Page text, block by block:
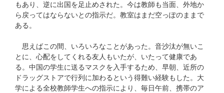
もあり、逆に出国を足止めされた。今は教師も当面、外地か
ら戻ってはならないとの指示だ。教室はまだ空っぽのままで
ある。
思えばこの間、いろいろなことがあった。音沙汰が無いこ
とに、心配をしてくれる友人もいたが、いたって健康であ
る。中国の学生に送るマスクを入手するため、早朝、近所の
ドラッグストアで行列に加わるという得難い経験もした。大
学による全校教師学生への指示により、毎日午前、携帯のア